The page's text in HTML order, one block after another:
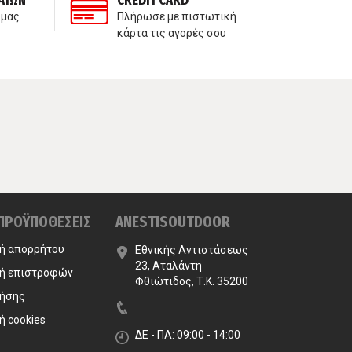
Πλήρωσε με πιστωτική
κάρτα τις αγορές σου
απορρήτου
επιστροφών
cookies
ANESTISOUTDOOR
Εθνικής Αντιστάσεως
23, Αταλάντη
Φθιώτιδος, Τ.Κ. 35200
ΔΕ - ΠΑ: 09:00 - 14:00